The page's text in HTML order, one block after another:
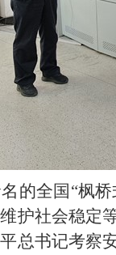
的全国“枫
护社会稳定
总书记考察